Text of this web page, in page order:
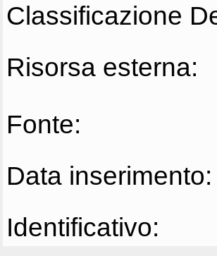
Classificazione
Risorsa esterna:
Fonte:
Data inserimento:
Identificativo: